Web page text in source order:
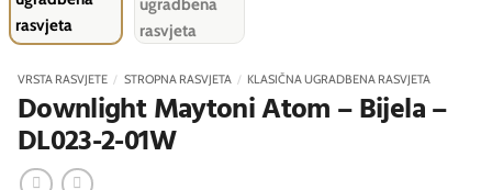
VRSTA RASVJETE / STROPNA RASVJETA / KLASIČNA UGRADBENA RASVJETA
Downlight Maytoni Atom – Bijela –
DL023-2-01W